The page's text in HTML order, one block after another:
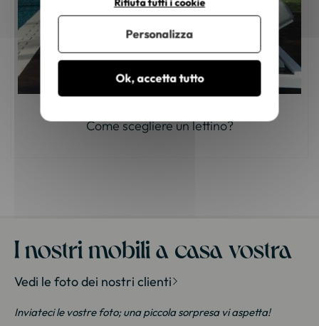
Come scegliere un lettino?
I nostri mobili a casa vostra
Vedi le foto dei nostri clienti
Inviateci le vostre foto; una piccola sorpresa vi aspetta!
Ok, accetta tutto
Personalizza